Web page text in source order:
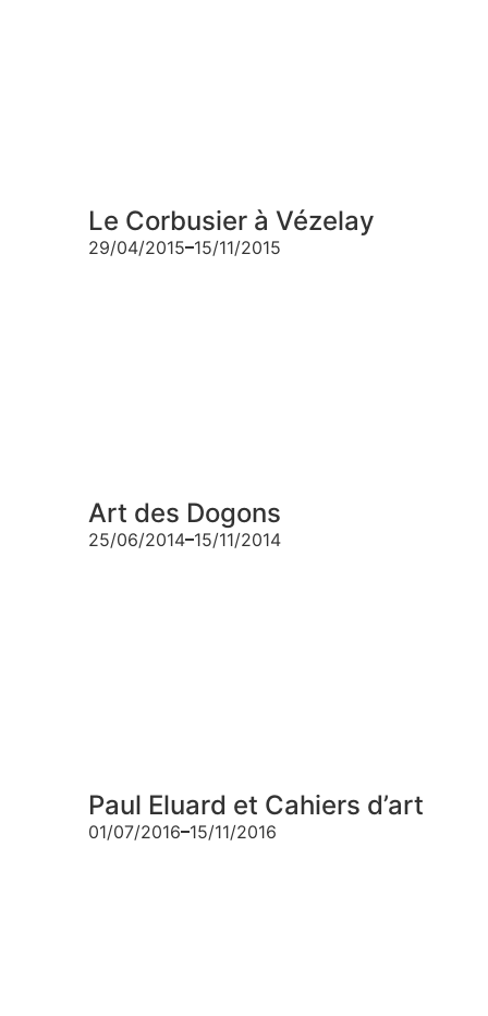
Le Corbusier à Vézelay
29/04/2015 15/11/2015
Art des Dogons
25/06/2014 15/11/2014
Paul Eluard et Cahiers d’art
01/07/2016 15/11/2016